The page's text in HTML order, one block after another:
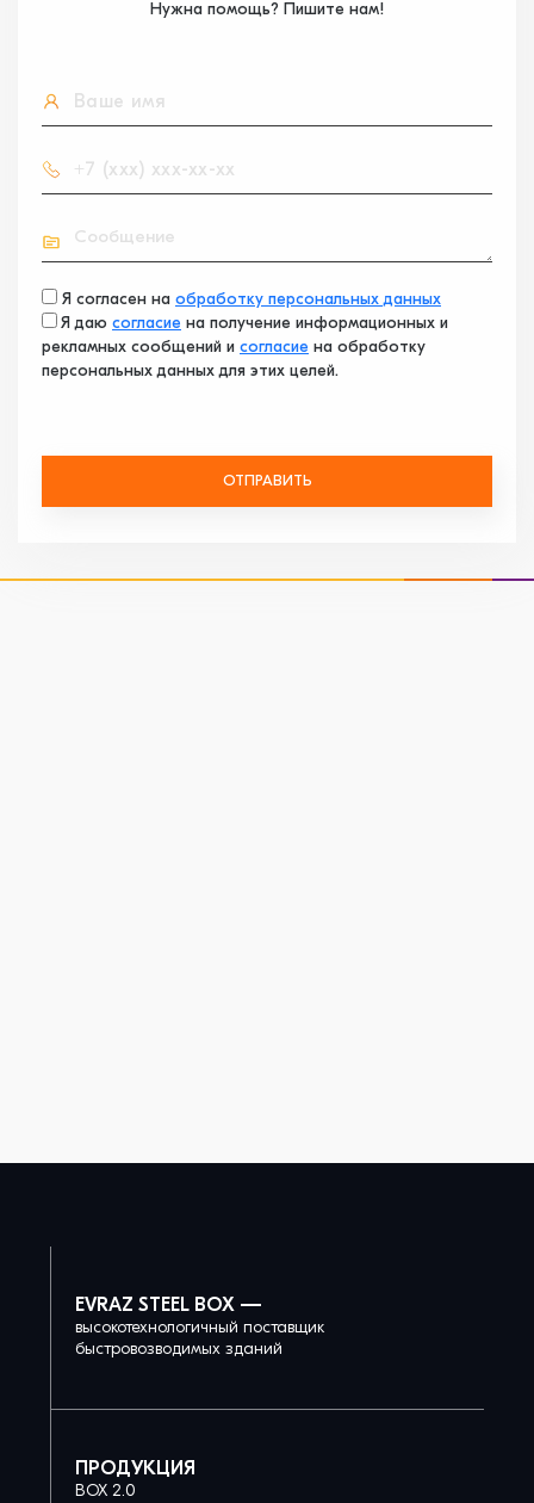
Нужна помощь? Пишите нам!
Я согласен на обработку персональных данных
Я даю согласие на получение информационных и
рекламных сообщений и согласие на обработку
персональных данных для этих целей.
ОТПРАВИТЬ
EVRAZ STEEL BOX —
высокотехнологичный поставщик
быстровозводимых зданий
ПРОДУКЦИЯ
BOX 2.0